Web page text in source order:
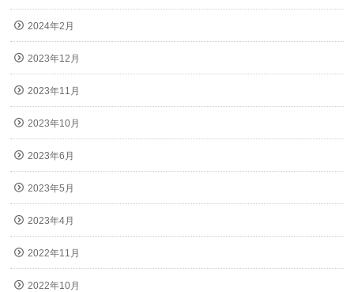
2024年2月
2023年12月
2023年11月
2023年10月
2023年6月
2023年5月
2023年4月
2022年11月
2022年10月